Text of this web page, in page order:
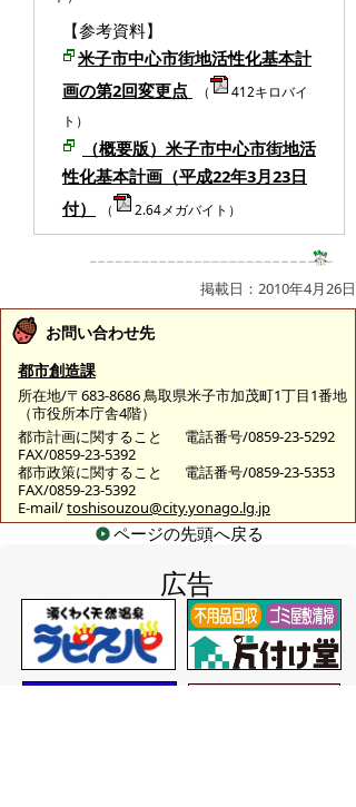
【参考資料】
米子市中心市街地活性化基本計
画の第2回変更点
（
412キロバイ
ト）
（概要版）米子市中心市街地活
性化基本計画（平成22年3月23日
付）
（ 2.64メガバイト）
掲載日：2010年4月26日
お問い合わせ先
都市創造課
所在地/〒683-8686 鳥取県米子市加茂町1丁目1番地
（市役所本庁舎4階）
都市計画に関すること
電話番号/0859-23-5292
FAX/0859-23-5392
都市政策に関すること
電話番号/0859-23-5353
FAX/0859-23-5392
E-mail/toshisouzou@city.yonago.lg.jp
ページの先頭へ戻る
広告